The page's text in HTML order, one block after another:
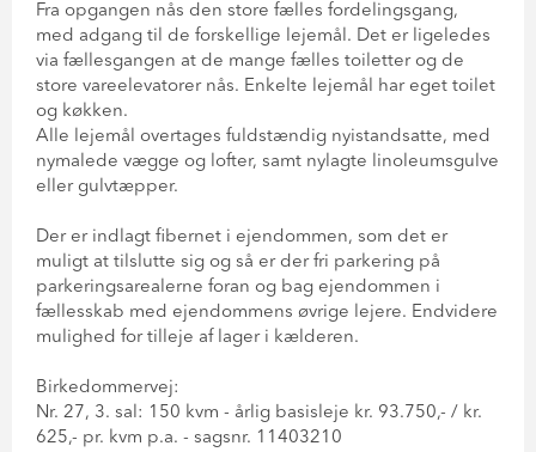
Fra opgangen nås den store fælles fordelingsgang,
med adgang til de forskellige lejemål. Det er ligeledes
via fællesgangen at de mange fælles toiletter og de
store vareelevatorer nås. Enkelte lejemål har eget toilet
og køkken.
Alle lejemål overtages fuldstændig nyistandsatte, med
nymalede vægge og lofter, samt nylagte linoleumsgulve
eller gulvtæpper.
Der er indlagt fibernet i ejendommen, som det er
muligt at tilslutte sig og så er der fri parkering på
parkeringsarealerne foran og bag ejendommen i
fællesskab med ejendommens øvrige lejere. Endvidere
mulighed for tilleje af lager i kælderen.
Birkedommervej:
Nr. 27, 3. sal: 150 kvm - årlig basisleje kr. 93.750,- / kr.
625,- pr. kvm p.a. - sagsnr. 11403210